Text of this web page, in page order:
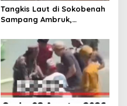
Tangkis Laut di Sokobenah
Sampang Ambruk,
Warga